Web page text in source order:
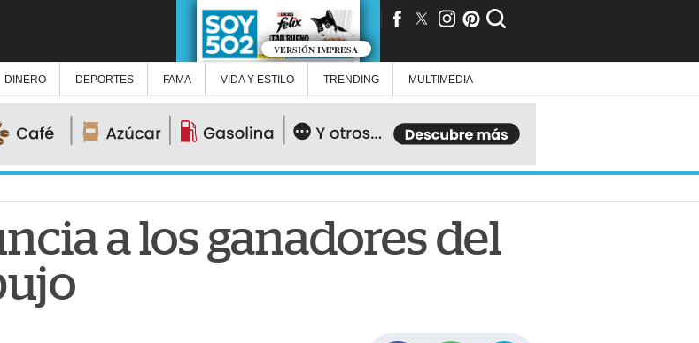
VERSIÓN IMPRESA
DINERO DEPORTES FAMA VIDA Y ESTILO TRENDING MULTIMEDIA
a los ganadores del